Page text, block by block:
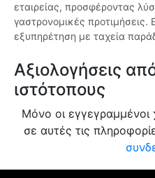
εταιρείας, προσφέροντας
γαστρονομικές προτιμήσεις.
εξυπηρέτηση με ταχεία
Αξιολογήσεις
ιστότοπους
Μόνο οι
σε αυτές τις